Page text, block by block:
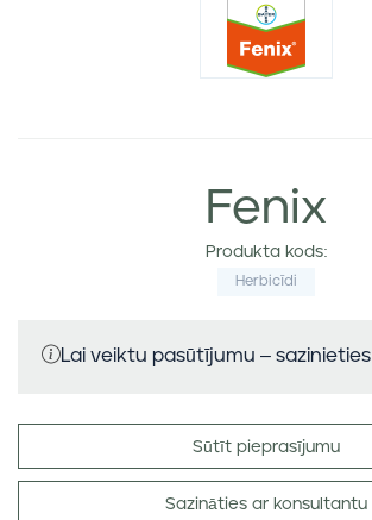
Fenix
Produkta kods:
Herbicīdi
Lai veiktu pasūtījumu – sazinieties
Sūtīt pieprasījumu
Sazināties ar konsultantu